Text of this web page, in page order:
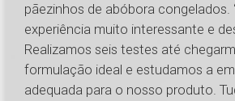
pãezinhos de abóbora congelados.
experiência muito interessante e
Realizamos seis testes até
formulação ideal e estudamos a
adequada para o nosso produto.